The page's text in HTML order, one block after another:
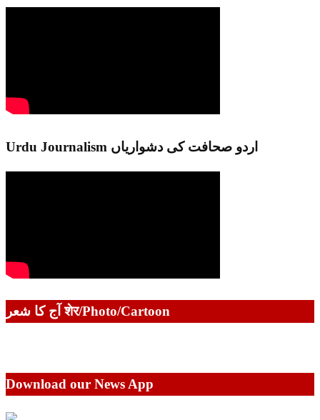
Urdu Journalism اردو صحافت کی دشواریاں
آج کا شعر शेर/Photo/Cartoon
Download our News App